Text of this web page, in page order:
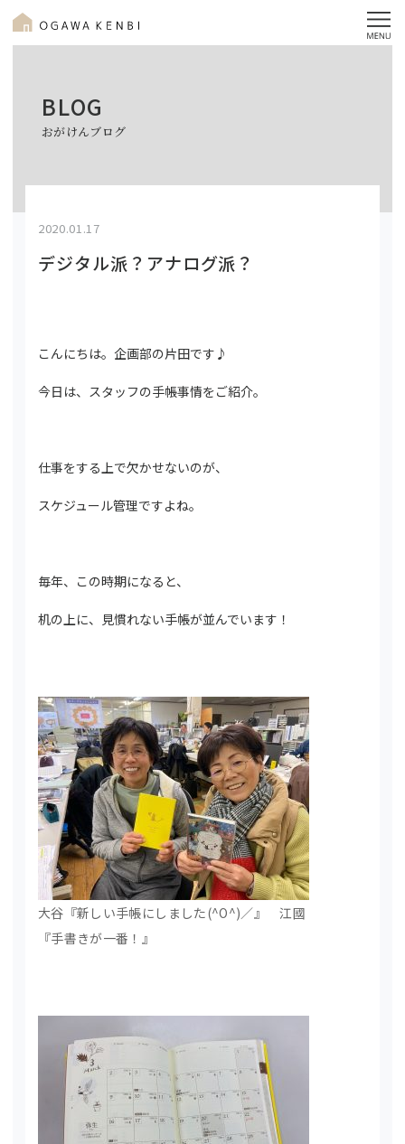
BLOG
おがけんブログ
2020.01.17
デジタル派？アナログ派？
こんにちは。企画部の片田です♪
今日は、スタッフの手帳事情をご紹介。
仕事をする上で欠かせないのが、
スケジュール管理ですよね。
毎年、この時期になると、
机の上に、見慣れない手帳が並んでいます！
大谷『新しい手帳にしました(^O^)／』 江國
『手書きが一番！』